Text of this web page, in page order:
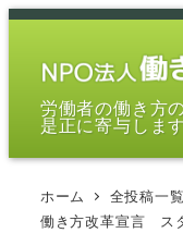
メ
労働者の働き方
是正に寄与します
ホーム 全投稿一覧
働き方改革宣言 ス